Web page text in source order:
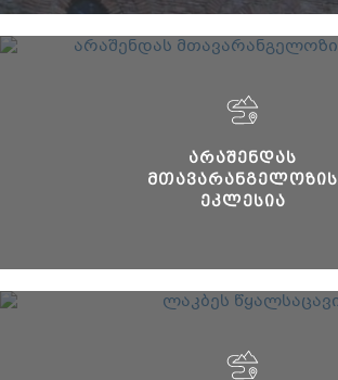
ᲐᲠᲐᲨᲔᲜᲓᲐᲡ
ᲛᲗᲐᲕᲐᲠᲐᲜᲒᲔᲚᲝᲖᲘᲡ
ᲔᲙᲚᲔᲡᲘᲐ